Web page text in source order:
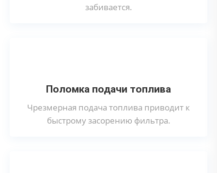
забивается.
Поломка подачи топлива
Чрезмерная подача топлива приводит к
быстрому засорению фильтра.